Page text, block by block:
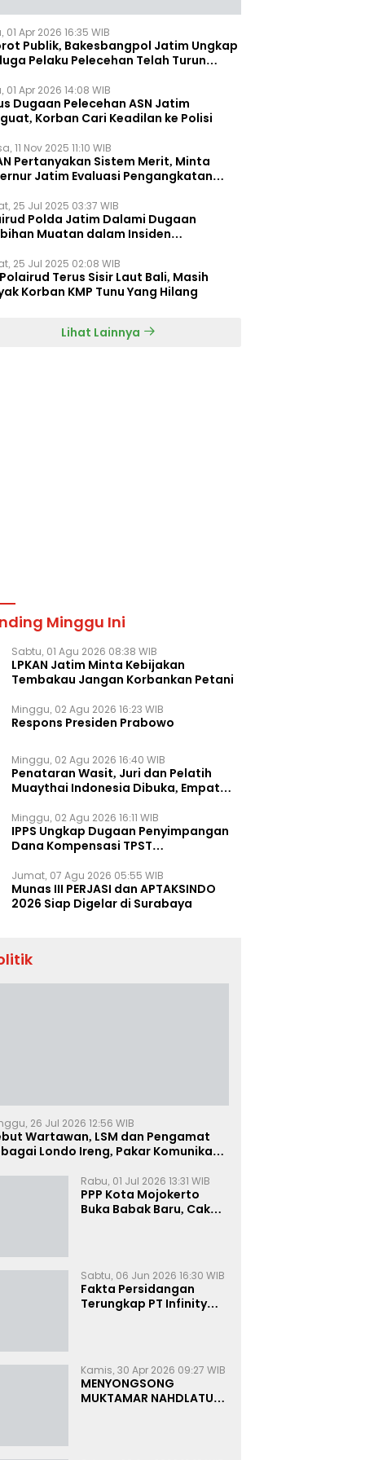
01 Apr 2026 16:35 WIB
Publik, Bakesbangpol Jatim Ungkap
Pelaku Pelecehan Telah Turun
01 Apr 2026 14:08 WIB
Dugaan Pelecehan ASN Jatim
Korban Cari Keadilan ke Polisi
11 Nov 2025 11:10 WIB
Pertanyakan Sistem Merit, Minta
Jatim Evaluasi Pengangkatan
25 Jul 2025 03:37 WIB
Polda Jatim Dalami Dugaan
Muatan dalam Insiden
25 Jul 2025 02:08 WIB
Terus Sisir Laut Bali, Masih
Korban KMP Tunu Yang Hilang
Lihat Lainnya
Minggu Ini
Sabtu, 01 Agu 2026 08:38 WIB
LPKAN Jatim Minta Kebijakan
Tembakau Jangan Korbankan Petani
Minggu, 02 Agu 2026 16:23 WIB
Respons Presiden Prabowo
Minggu, 02 Agu 2026 16:40 WIB
Penataran Wasit, Juri dan Pelatih
Muaythai Indonesia Dibuka, Empat
Minggu, 02 Agu 2026 16:11 WIB
IPPS Ungkap Dugaan Penyimpangan
Dana Kompensasi TPST
Jumat, 07 Agu 2026 05:55 WIB
Munas III PERJASI dan APTAKSINDO
2026 Siap Digelar di Surabaya
26 Jul 2026 12:56 WIB
Wartawan, LSM dan Pengamat
Londo Ireng, Pakar Komunikasi:
Rabu, 01 Jul 2026 13:31 WIB
PPP Kota Mojokerto
Buka Babak Baru, Cak
Sabtu, 06 Jun 2026 16:30 WIB
Fakta Persidangan
Terungkap PT Infinity
Kamis, 30 Apr 2026 09:27 WIB
MENYONGSONG
MUKTAMAR NAHDLATUL